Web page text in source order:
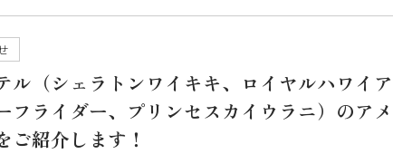
ル（シェラトンワイキキ、ロイヤルハワイア
フライダー、プリンセスカイウラニ）のアメ
ご紹介します！